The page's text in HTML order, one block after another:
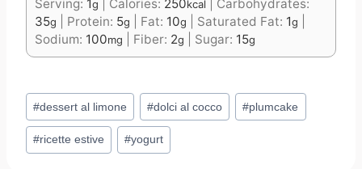
Serving: 1g Calories: 250kcal
Carbohydrates:
35g Protein: 5g Fat: 10g Saturated Fat: 1g
Sodium: 100mg Fiber: 2g Sugar: 15g
Post
Tags:
#dessert al limone #dolci al cocco #plumcake
#ricette estive #yogurt